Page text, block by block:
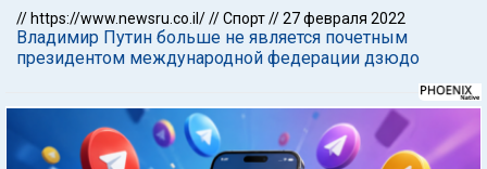
// https://www.newsru.co.il///Спорт//27 февраля 2022
Владимир Путин больше не является почетным
президентом международной федерации дзюдо